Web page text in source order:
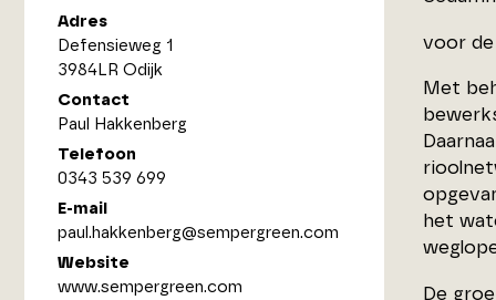
Adres
Defensieweg 1
3984LR Odijk
Contact
Paul Hakkenberg
Telefoon
0343 539 699
E-mail
paul.hakkenberg@sempergreen.com
Website
www.sempergreen.com
voor de
Met
het
De